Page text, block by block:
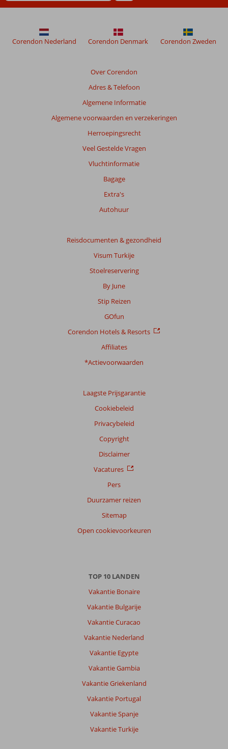
niet
weergegeven
om
garanderen.
Over Corendon
Adres & Telefoon
Algemene Informatie
Algemene voorwaarden en verzekeringen
Herroepingsrecht
Veel Gestelde Vragen
Vluchtinformatie
Bagage
Extra's
Autohuur
Reisdocumenten & gezondheid
Visum Turkije
Stoelreservering
By June
Stip Reizen
GOfun
Corendon Hotels & Resorts
Affiliates
*Actievoorwaarden
Laagste Prijsgarantie
Cookiebeleid
Privacybeleid
Copyright
Disclaimer
Vacatures
Pers
Duurzamer reizen
Sitemap
Open cookievoorkeuren
Corendon Nederland Corendon Denmark Corendon Zweden
TOP 10 LANDEN
Vakantie Bonaire
Vakantie Bulgarije
Vakantie Curacao
Vakantie Nederland
Vakantie Egypte
Vakantie Gambia
Vakantie Griekenland
Vakantie Portugal
Vakantie Spanje
Vakantie Turkije